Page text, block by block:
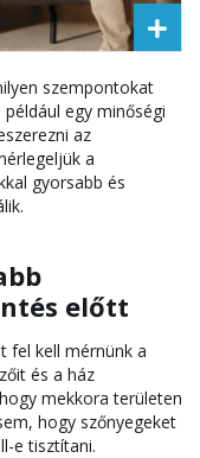
szempontokat
egy minőségi
az
a
gyorsabb és
előtt
fel kell mérnünk a
és a ház
mekkora területen
hogy szőnyegeket
e tisztítani.